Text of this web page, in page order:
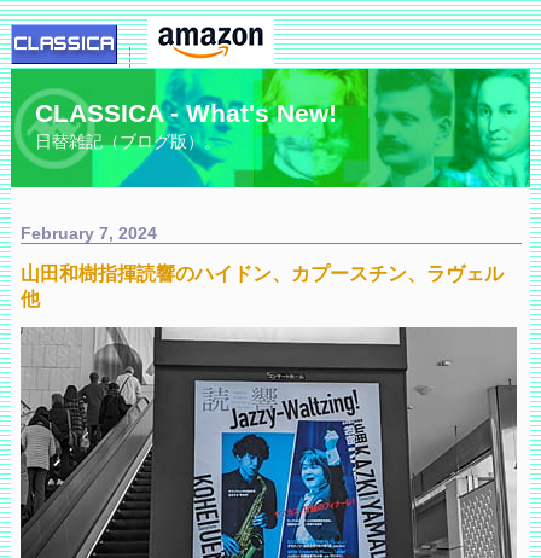
CLASSICA - What's New!
日替雑記（ブログ版）。
February 7, 2024
山田和樹指揮読響のハイドン、カプースチン、ラヴェル
他